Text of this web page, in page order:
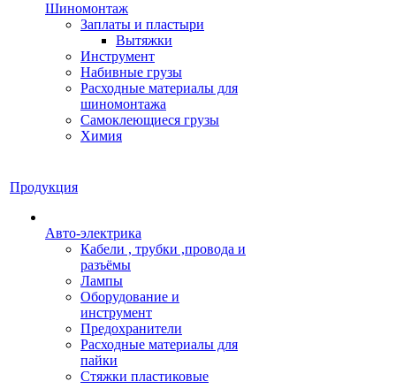
Шиномонтаж
Заплаты и пластыри
Вытяжки
Инструмент
Набивные грузы
Расходные материалы для
шиномонтажа
Самоклеющиеся грузы
Химия
Продукция
Авто-электрика
Кабели , трубки ,провода и
разъёмы
Лампы
Оборудование и
инструмент
Предохранители
Расходные материалы для
пайки
Стяжки пластиковые